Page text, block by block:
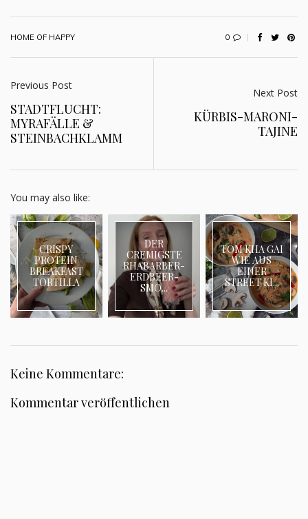
HOME OF HAPPY 0
Previous Post
STADTFLUCHT:
MYRAFÄLLE &
STEINBACHKLAMM
Next Post
KÜRBIS-MARONI-
TAJINE
You may also like:
CRISPY
PROTEIN
BREAKFAST
TORTILLA
DER
CREMIGSTE
RHABARBER-
ERDBEER-
SMO...
TOM KHA GAI
WIE AUS
EINER
STREET KI...
Keine Kommentare:
Kommentar veröffentlichen